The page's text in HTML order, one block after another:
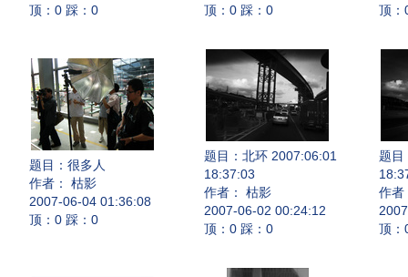
顶：0 踩：0
顶：0 踩：0
顶：
题目： 很多人
作者： 枯影
2007-06-04 01:36:08
顶：0 踩：0
题目： 北环 2007:06:01
18:37:03
作者： 枯影
2007-06-02 00:24:12
顶：0 踩：0
题目
作者
顶：